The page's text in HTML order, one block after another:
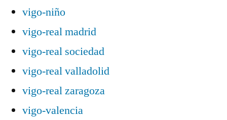
vigo-niño
vigo-real madrid
vigo-real sociedad
vigo-real valladolid
vigo-real zaragoza
vigo-valencia